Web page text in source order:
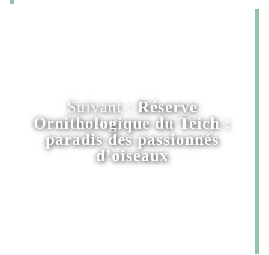
Suivant :Réserve
Ornithologique du Teich :
paradis des passionnés
d’oiseaux